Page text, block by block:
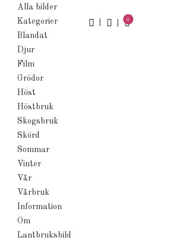
Alla bilder
Kategorier
Blandat
Djur
Film
Grödor
Höst
Höstbruk
Skogsbruk
Skörd
Sommar
Vinter
Vår
Vårbruk
Information
Om
Lantbruksbild
0